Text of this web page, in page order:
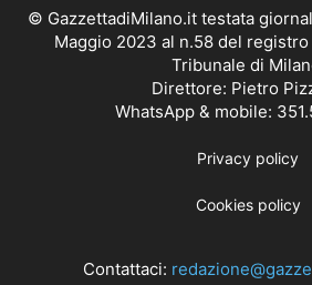
© GazzettadiMilano.it testata
Maggio 2023 al n.58 del
Tribunale di
Direttore: Pietro
WhatsApp & mobile:
Privacy policy
Cookies policy
Contattaci: